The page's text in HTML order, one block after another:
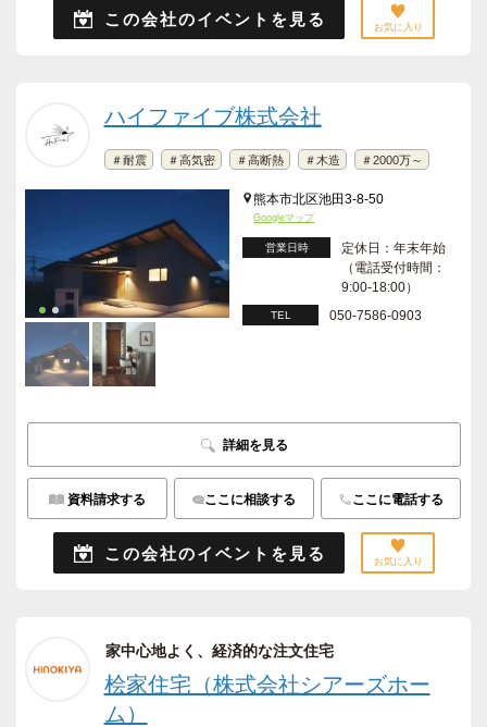
この会社のイベントを見る お気に入り
ハイファイブ株式会社
＃耐震 ＃高気密 ＃高断熱 ＃木造 ＃2000万～
熊本市北区池田3-8-50
Googleマップ
営業日時
定休日：年末年始
（電話受付時間：
9:00-18:00）
TEL 050-7586-0903
この会社のイベントを見る お気に入り
詳細を見る
資料請求する ここに相談する ここに電話する
家中心地よく、経済的な注文住宅
桧家住宅（株式会社シアーズホー
ム）